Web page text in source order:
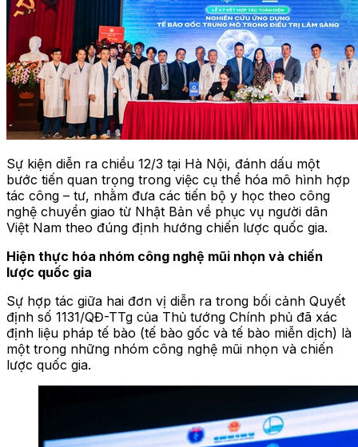
Sự kiện diễn ra chiều 12/3 tại Hà Nội, đánh dấu một
bước tiến quan trọng trong việc cụ thể hóa mô hình hợp
tác công – tư, nhằm đưa các tiến bộ y học theo công
nghệ chuyển giao từ Nhật Bản về phục vụ người dân
Việt Nam theo đúng định hướng chiến lược quốc gia.
Hiện thực hóa nhóm công nghệ mũi nhọn và chiến
lược quốc gia
Sự hợp tác giữa hai đơn vị diễn ra trong bối cảnh Quyết
định số 1131/QĐ-TTg của Thủ tướng Chính phủ đã xác
định liệu pháp tế bào (tế bào gốc và tế bào miễn dịch) là
một trong những nhóm công nghệ mũi nhọn và chiến
lược quốc gia.